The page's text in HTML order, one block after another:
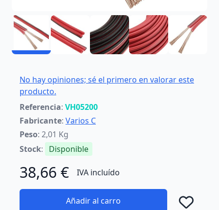
No hay opiniones; sé el primero en valorar este
producto.
Referencia: VH05200
Fabricante: Varios C
Peso: 2,01 Kg
Stock: Disponible
38,66 € IVA incluído
Añadir al carro